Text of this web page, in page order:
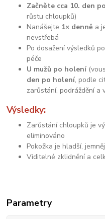
Začněte cca 10. den
růstu chloupků)
Nanášejte 1× denně a
nevstřebá
Po dosažení výsledků
péče
U mužů po holení
den po holení, podle
zarůstání, podráždění a
Výsledky:
Zarůstání chloupků je
eliminováno
Pokožka je hladší,
Viditelné zklidnění a
Parametry